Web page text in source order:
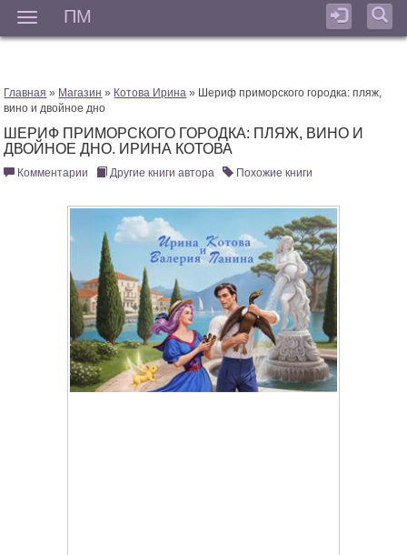
ПМ
Главная » Магазин » Котова Ирина » Шериф приморского городка: пляж,
вино и двойное дно
ШЕРИФ ПРИМОРСКОГО ГОРОДКА: ПЛЯЖ, ВИНО И
ДВОЙНОЕ ДНО. ИРИНА КОТОВА
Комментарии Другие книги автора Похожие книги